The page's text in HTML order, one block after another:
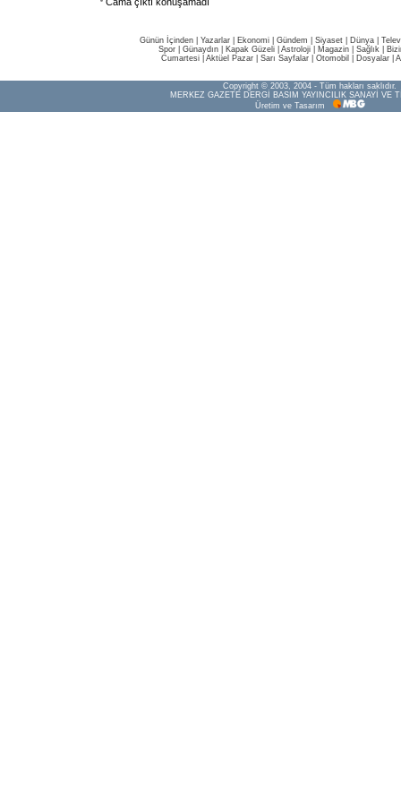
Günün İçinden Yazarlar Ekonomi Gündem Siyaset Dünya |
Spor
Günaydın Kapak Güzeli Astroloji Magazin Sağlık
Cumartesi| Aktüel Pazar| Sarı Sayfalar| Otomobil Dosyalar|
Copyright © 2003, 2004 - Tüm hakları saklıdır.
MERKEZ GAZETE DERGİ BASIM YAYINCILIK SANAYİ VE
Üretim ve Tasarım